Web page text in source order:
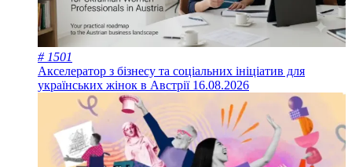
# 1501
Акселератор з бізнесу та соціальних ініціатив для
українських жінок в Австрії 16.08.2026